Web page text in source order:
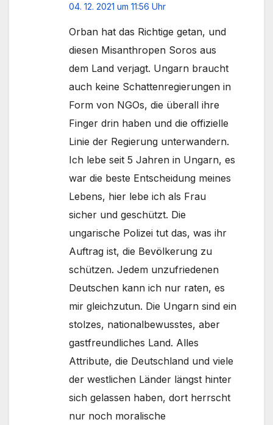
04. 12. 2021 um 11:56 Uhr
Orban hat das Richtige getan, und
diesen Misanthropen Soros aus
dem Land verjagt. Ungarn braucht
auch keine Schattenregierungen in
Form von NGOs, die überall ihre
Finger drin haben und die offizielle
Linie der Regierung unterwandern.
Ich lebe seit 5 Jahren in Ungarn, es
war die beste Entscheidung meines
Lebens, hier lebe ich als Frau
sicher und geschützt. Die
ungarische Polizei tut das, was ihr
Auftrag ist, die Bevölkerung zu
schützen. Jedem unzufriedenen
Deutschen kann ich nur raten, es
mir gleichzutun. Die Ungarn sind ein
stolzes, nationalbewusstes, aber
gastfreundliches Land. Alles
Attribute, die Deutschland und viele
der westlichen Länder längst hinter
sich gelassen haben, dort herrscht
nur noch moralische